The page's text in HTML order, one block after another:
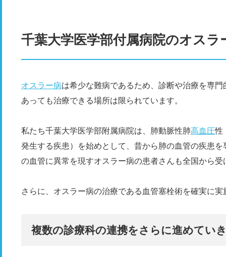
千葉大学医学部付属病院のオスラ
オスラー病は希少な難病であるため、診断や治療を専
あっても治療できる場所は限られています。
私たち千葉大学医学部附属病院は、肺動脈性肺高血圧性
発生する疾患）を始めとして、昔から肺の血管の疾患
の血管に異常を現すオスラー病の患者さんも全国から受
さらに、オスラー病の治療である血管塞栓術を確実に
複数の診療科の連携をさらに進めてい